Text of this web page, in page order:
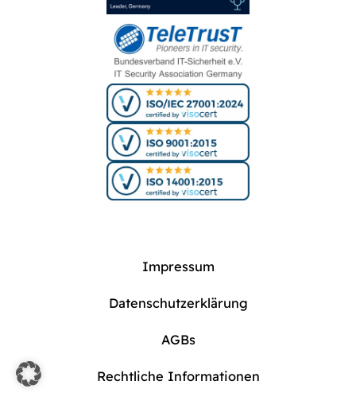
Impressum
Datenschutzerklärung
AGBs
Rechtliche Informationen